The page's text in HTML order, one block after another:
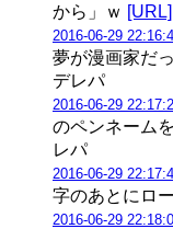
から」ｗ [URL]
2016-06-29
夢が漫画家だ
デレパ
2016-06-29
のペンネーム
レパ
2016-06-29
字のあとにロ
2016-06-29